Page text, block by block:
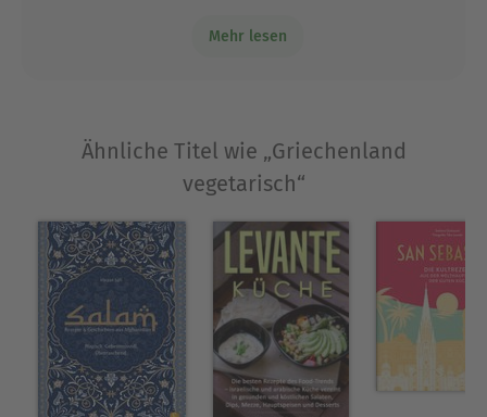
zurückgeht. Elissavet Patrikiou ist es bei den
erzählt immer auch die Geschichten der
Menschen hinter dem selbstgekochten Essen.
Ausblenden
Mehr lesen
Ähnliche Titel wie „Griechenland
vegetarisch“